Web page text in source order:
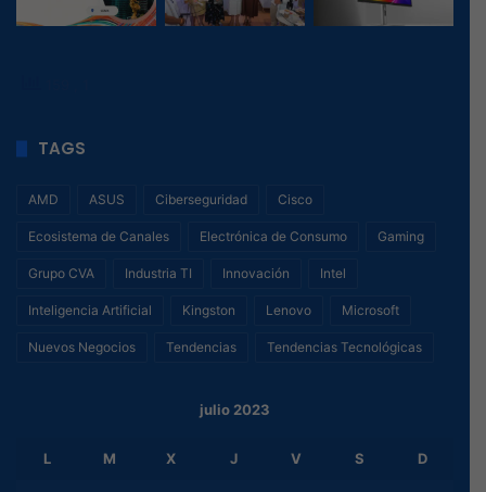
TAGS
AMD ASUS Ciberseguridad Cisco
Ecosistema de Canales Electrónica de Consumo Gaming
Grupo CVA Industria TI Innovación Intel
Inteligencia Artificial Kingston Lenovo Microsoft
Nuevos Negocios Tendencias Tendencias Tecnológicas
julio 2023
L M X J V S D